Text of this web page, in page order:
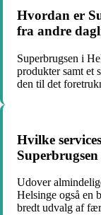
Hvordan er
fra andre
Superbrugsen i
produkter samt et
den til det
Hvilke
Udover
Helsinge også en
bredt udvalg af